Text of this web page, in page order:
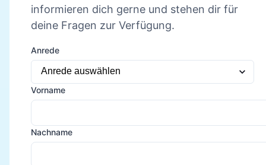
informieren dich gerne und stehen dir für
deine Fragen zur Verfügung.
Anrede
Vorname
Nachname